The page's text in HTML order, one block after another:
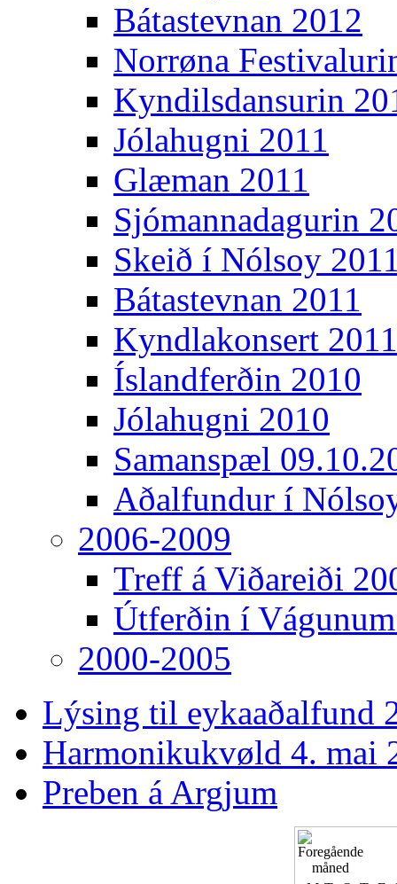
Bátastevnan 2012
Norrøna
Kyndilsdansurin
Jólahugni 2011
Glæman 2011
Sjómannadagurin
Skeið í Nólsoy
Bátastevnan 2011
Kyndlakonsert 2011
Íslandferðin 2010
Jólahugni 2010
Samanspæl
Aðalfundur í
2006-2009
Treff á Viðareiði
Útferðin í
2000-2005
Lýsing til eykaaðalfund
Harmonikukvøld 4. mai
Preben á Argjum